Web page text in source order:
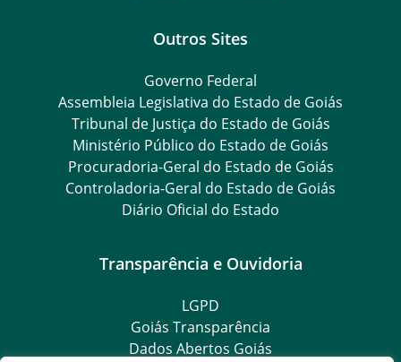
Outros Sites
Governo Federal
Assembleia Legislativa do Estado de Goiás
Tribunal de Justiça do Estado de Goiás
Ministério Público do Estado de Goiás
Procuradoria-Geral do Estado de Goiás
Controladoria-Geral do Estado de Goiás
Diário Oficial do Estado
Transparência e Ouvidoria
LGPD
Goiás Transparência
Dados Abertos Goiás